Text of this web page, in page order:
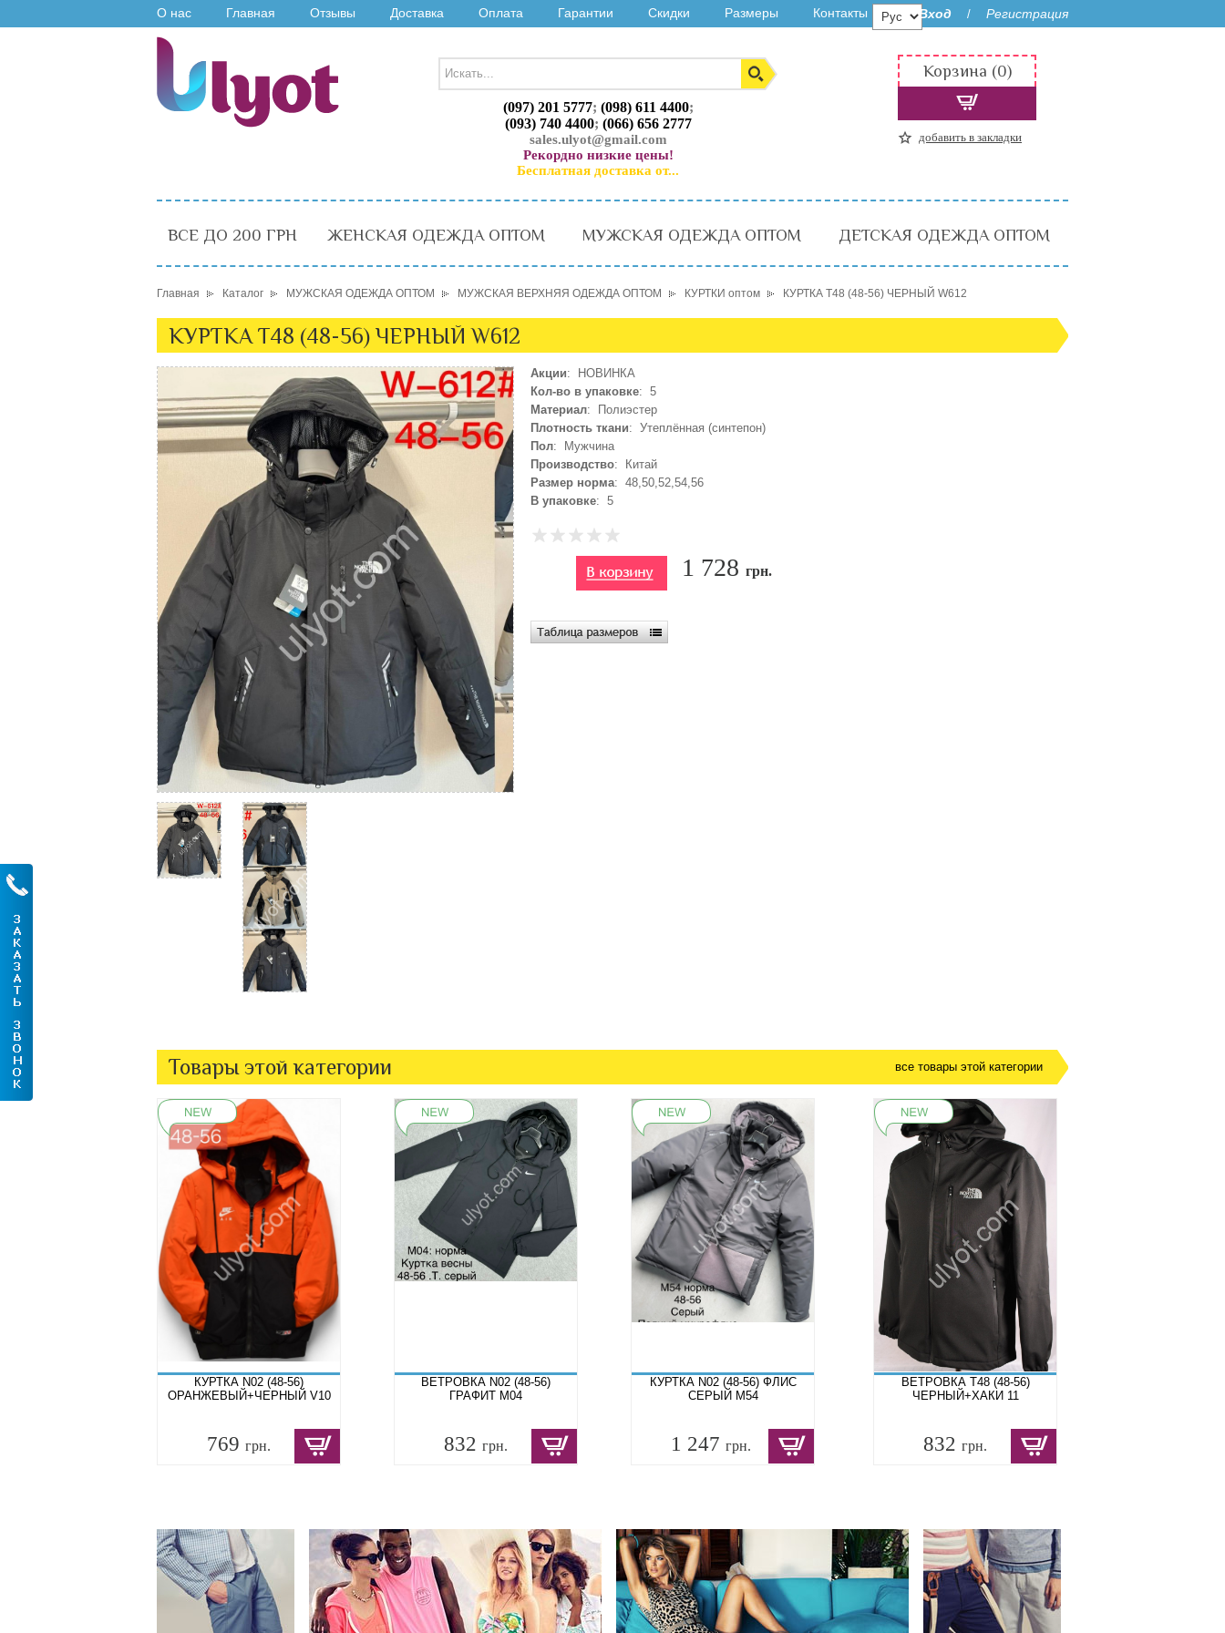
О нас Главная Отзывы Доставка Оплата Гарантии Скидки Размеры Контакты Вход / Регистрация
(097) 201 5777; (098) 611 4400;
(093) 740 4400; (066) 656 2777
sales.ulyot@gmail.com
Рекордно низкие цены!
Бесплатная доставка от...
Корзина (0)
добавить в закладки
ВСЕ ДО 200 ГРН ЖЕНСКАЯ ОДЕЖДА ОПТОМ МУЖСКАЯ ОДЕЖДА ОПТОМ ДЕТСКАЯ ОДЕЖДА ОПТОМ
Главная Каталог МУЖСКАЯ ОДЕЖДА ОПТОМ МУЖСКАЯ ВЕРХНЯЯ ОДЕЖДА ОПТОМ КУРТКИ оптом КУРТКА T48 (48-56) ЧЕРНЫЙ W612
КУРТКА T48 (48-56) ЧЕРНЫЙ W612
Акции: НОВИНКА
Кол-во в упаковке: 5
Материал: Полиэстер
Плотность ткани: Утеплённая (синтепон)
Пол: Мужчина
Производство: Китай
Размер норма: 48,50,52,54,56
В упаковке: 5
1 728 грн.
Товары этой категории все товары этой категории
КУРТКА N02 (48-56)
ОРАНЖЕВЫЙ+ЧЕРНЫЙ V10
769 грн.
ВЕТРОВКА N02 (48-56)
ГРАФИТ M04
832 грн.
КУРТКА N02 (48-56) ФЛИС
СЕРЫЙ M54
1 247 грн.
ВЕТРОВКА T48 (48-56)
ЧЕРНЫЙ+ХАКИ 11
832 грн.